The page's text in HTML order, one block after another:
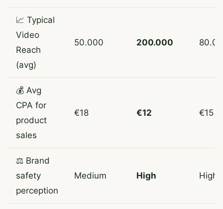
📈 Typical
Video
Reach
(avg)
50.000 200.000
💰 Avg
CPA for
product
sales
€18 €12 €15
⚖️ Brand
safety
perception
Medium High High